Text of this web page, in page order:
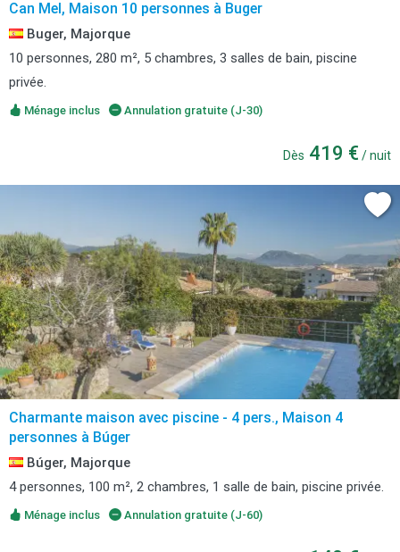
Can Mel, Maison 10 personnes à Buger
Buger, Majorque
10 personnes, 280 m², 5 chambres, 3 salles de bain, piscine
privée.
Ménage inclus Annulation gratuite (J-30)
Dès 419 € / nuit
Charmante maison avec piscine - 4 pers., Maison 4
personnes à Búger
Búger, Majorque
4 personnes, 100 m², 2 chambres, 1 salle de bain, piscine privée.
Ménage inclus Annulation gratuite (J-60)